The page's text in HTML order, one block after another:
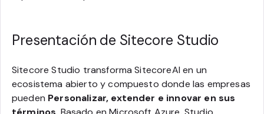
Presentación de Sitecore Studio
Sitecore Studio transforma SitecoreAI en un
ecosistema abierto y compuesto donde las empresas
pueden Personalizar, extender e innovar en sus